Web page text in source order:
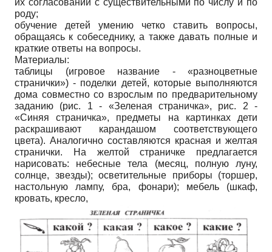
их согласовании с существительными по числу и по
роду;
обучение детей умению четко ставить вопросы,
обращаясь к собеседнику, а также давать полные и
краткие ответы на вопросы.
Материалы:
таблицы (игровое название - «разноцветные
странички») - поделки детей, которые выполняются
дома совместно со взрослым по предварительному
заданию (рис. 1 - «Зеленая страничка», рис. 2 -
«Синяя страничка», предметы на картинках дети
раскрашивают карандашом соответствующего
цвета). Аналогично составляются красная и желтая
странички. На желтой страничке предлагается
нарисовать: небесные тела (месяц, полную луну,
солнце, звезды); осветительные приборы (торшер,
настольную лампу, бра, фонари); мебель (шкаф,
кровать, кресло,